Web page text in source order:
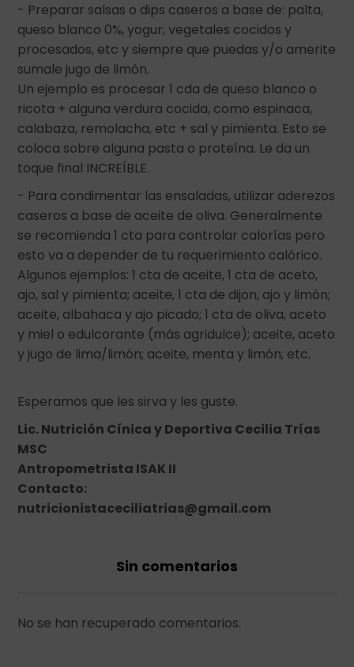
- Preparar salsas o dips caseros a base de: palta,
queso blanco 0%, yogur; vegetales cocidos y
procesados, etc y siempre que puedas y/o amerite
sumale jugo de limón.
Un ejemplo es procesar 1 cda de queso blanco o
ricota + alguna verdura cocida, como espinaca,
calabaza, remolacha, etc + sal y pimienta. Esto se
coloca sobre alguna pasta o proteína. Le da un
toque final INCREÍBLE.
- Para condimentar las ensaladas, utilizar aderezos
caseros a base de aceite de oliva. Generalmente
se recomienda 1 cta para controlar calorías pero
esto va a depender de tu requerimiento calórico.
Algunos ejemplos: 1 cta de aceite, 1 cta de aceto,
ajo, sal y pimienta; aceite, 1 cta de dijon, ajo y limón;
aceite, albahaca y ajo picado; 1 cta de oliva, aceto
y miel o edulcorante (más agridulce); aceite, aceto
y jugo de lima/limón; aceite, menta y limón; etc.
Esperamos que les sirva y les guste.
Lic. Nutrición Cínica y Deportiva Cecilia Trías
MSC
Antropometrista ISAK II
Contacto:
nutricionistaceciliatrias@gmail.com
Sin comentarios
No se han recuperado comentarios.